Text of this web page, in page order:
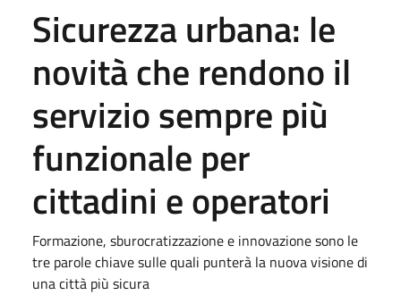
Sicurezza urbana: le
novità che rendono il
servizio sempre più
funzionale per
cittadini e operatori
Formazione, sburocratizzazione e innovazione sono le
tre parole chiave sulle quali punterà la nuova visione di
una città più sicura